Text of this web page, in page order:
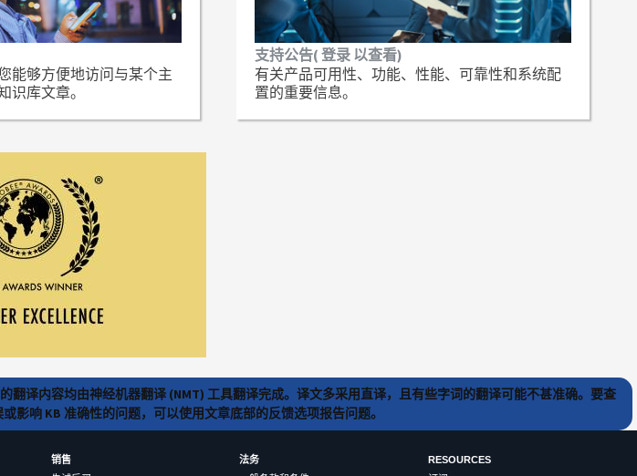
能够方便地访问与某个主
识库文章。
支持公告( 登录 以查看)
有关产品可用性、功能、性能、可靠性和系统配
置的重要信息。
翻译内容均由神经机器翻译 (NMT) 工具翻译完成。译文多采用直译，且有些字词的翻译可能不甚准确。要查
影响 KB 准确性的问题，可以使用文章底部的反馈选项报告问题。
销售
法务
RESOURCES